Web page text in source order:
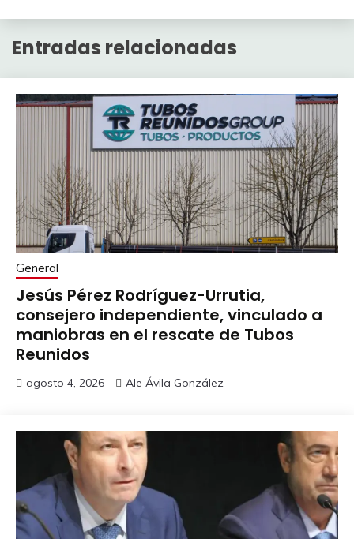
Entradas relacionadas
General
Jesús Pérez Rodríguez-Urrutia,
consejero independiente, vinculado a
maniobras en el rescate de Tubos
Reunidos
agosto 4, 2026 Ale Ávila González